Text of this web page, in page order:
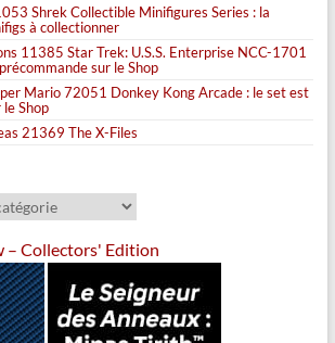
Shrek Collectible Minifigures Series : la
à collectionner
11385 Star Trek: U.S.S. Enterprise NCC-1701
sur le Shop
Mario 72051 Donkey Kong Arcade : le set est
Shop
21369 The X-Files